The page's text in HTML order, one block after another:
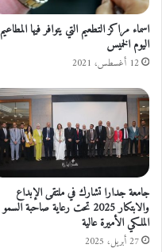
ا
ت
ت
م
ي
ن
و
ه
م
ي
”
م
ح
ل
ي
ا
ر
ب
د
اسماء مراكز التطعيم التي يتوافر فيها المطاعيم
اليوم الخميس
12 أغسطس، 2021
جامعة جدارا تشارك في ملتقى الإبداع
والابتكار 2025 تحت رعاية صاحبة السمو
الملكي الأميرة عالية
27 أبريل، 2025